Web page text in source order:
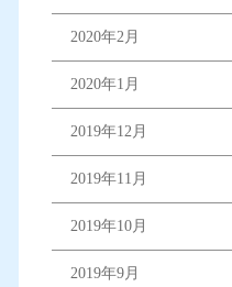
2020年2月
2020年1月
2019年12月
2019年11月
2019年10月
2019年9月